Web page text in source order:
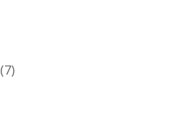
(7)